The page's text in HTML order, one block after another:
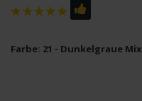
Farbe: 21 - Dunkelgraue Mix